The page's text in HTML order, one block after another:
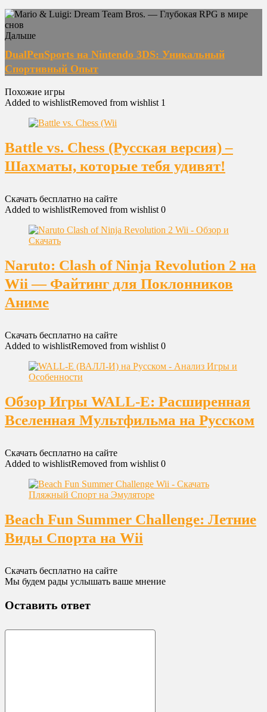
Дальше
DualPenSports на Nintendo 3DS: Уникальный
Спортивный Опыт
Похожие игры
Added to wishlistRemoved from wishlist 1
Battle vs. Chess (Русская версия) –
Шахматы, которые тебя удивят!
Скачать бесплатно на сайте
Added to wishlistRemoved from wishlist 0
Naruto: Clash of Ninja Revolution 2 на
Wii — Файтинг для Поклонников
Аниме
Скачать бесплатно на сайте
Added to wishlistRemoved from wishlist 0
Обзор Игры WALL-E: Расширенная
Вселенная Мультфильма на Русском
Скачать бесплатно на сайте
Added to wishlistRemoved from wishlist 0
Beach Fun Summer Challenge: Летние
Виды Спорта на Wii
Скачать бесплатно на сайте
Мы будем рады услышать ваше мнение
Оставить ответ